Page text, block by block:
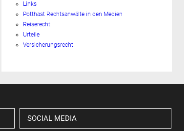
Links
Potthast Rechtsanwälte in den Medien
Reiserecht
Urteile
Versicherungsrecht
SOCIAL MEDIA